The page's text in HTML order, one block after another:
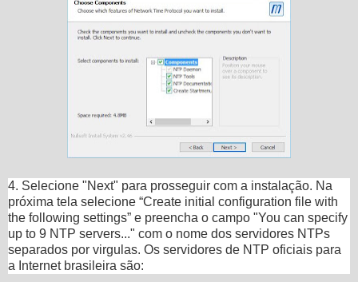
4. Selecione "Next" para prosseguir com a instalação. Na
próxima tela selecione “Create initial configuration file with
the following settings” e preencha o campo "You can specify
up to 9 NTP servers..." com o nome dos servidores NTPs
separados por virgulas. Os servidores de NTP oficiais para
a Internet brasileira são: